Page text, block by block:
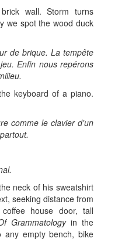
wall. Storm turns
we spot the wood duck
de brique. La tempête
Enfin nous repérons
keyboard of a piano.
comme le clavier d'un
neck of his sweatshirt
seeking distance from
house door, tall
Grammatologyin the
empty bench, bike